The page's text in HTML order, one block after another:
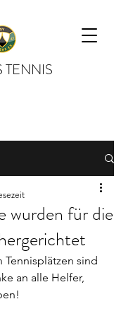
TENNIS
wurden für die
sind
an alle Helfer,